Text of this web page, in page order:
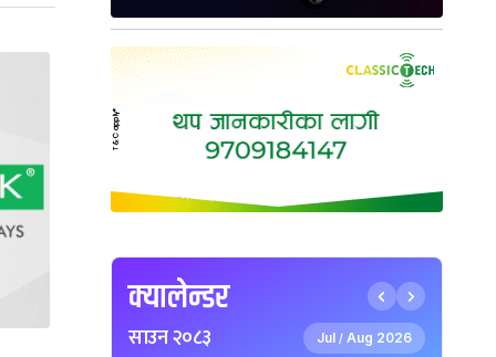
क्यालेन्डर
साउन २०८३ Jul / Aug 2026